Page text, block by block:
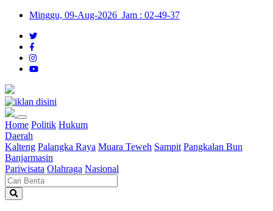
Minggu, 09-Aug-2026 Jam : 02-49-37
Home Politik Hukum
Daerah
Kalteng Palangka Raya Muara Teweh Sampit Pangkalan Bun
Banjarmasin
Pariwisata Olahraga Nasional